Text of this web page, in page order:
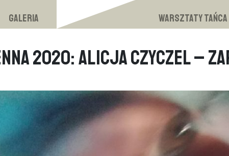
Galeria Warsztaty tańca
2020: Alicja Czyczel –